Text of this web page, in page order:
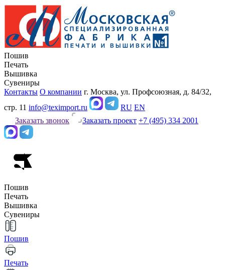
Пошив
Печать
Вышивка
Сувениры
Контакты О компании г. Москва, ул. Профсоюзная, д. 84/32,
стр. 11 info@teximport.ru RU EN
Заказать звонок
Заказать проект +7 (495) 334 2001
Пошив
Печать
Вышивка
Сувениры
Пошив
Печать